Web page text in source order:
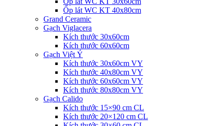
Ốp lát WC KT 40x80cm
Grand Ceramic
Gạch Viglacera
Kích thước 30x60cm
Kích thước 60x60cm
Gạch Việt Ý
Kích thước 30x60cm VY
Kích thước 40x80cm VY
Kích thước 60x60cm VY
Kích thước 80x80cm VY
Gạch Calido
Kích thước 15×90 cm CL
Kích thước 20×120 cm CL